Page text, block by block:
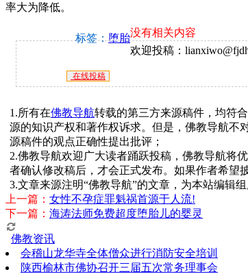
率大为降低。
标签：堕胎没有相关内容
欢迎投稿：
在线投稿
1.所有在佛教导航转载的第三方来源稿件，均符
源的知识产权和著作权诉求。但是，佛教导航不
源稿件的观点正确性提出批评；
2.佛教导航欢迎广大读者踊跃投稿，佛教导航将
者确认修改稿后，才会正式发布。如果作者希望
3.文章来源注明“佛教导航”的文章，为本站编辑
上一篇： 女性不孕症罪魁祸首源于人流!
下一篇： 海涛法师免费超度堕胎儿的婴灵
佛教资讯
会稽山龙华寺全体僧众进行消防安全培训
陕西榆林市佛协召开三届五次常务理事会